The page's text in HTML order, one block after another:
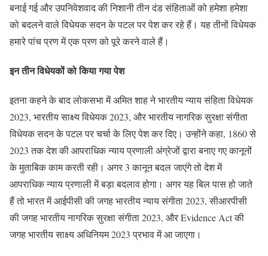
बनाई गई और उपनिवेशवाद की निशानी तीन दंड संहिताओं को हमेशा हमेशा
को बदलने वाले विधेयक सदन के पटल पर पेश कर रहे हैं। यह तीनों विधेयक
हमारे पांच प्रण में एक प्रण को पूरे करने वाले हैं।
इन तीन विधेयकों को किया गया पेश
इतना कहने के बाद लोकसभा में अमित शाह ने भारतीय न्याय संहिता विधेयक
2023, भारतीय साक्ष्य विधेयक 2023, और भारतीय नागरिक सुरक्षा संगीता
विधेयक सदन के पटल पर चर्चा के लिए पेश कर दिए। उन्होंने कहा, 1860 से
2023 तक देश की आपराधिक न्याय प्रणाली अंग्रेजों द्वारा बनाए गए कानूनों
के मुताबिक काम करती रही। अगर 3 कानून बदल जाएंगे तो देश में
आपराधिक न्याय प्रणाली में बड़ा बदलाव होगा। अगर यह बिल पास हो जाते
हैं तो भारत में आईपीसी की जगह भारतीय न्याय संगीता 2023, सीआरपीसी
की जगह भारतीय नागरिक सुरक्षा संगीता 2023, और Evidence Act की
जगह भारतीय साक्ष्य अधिनियम 2023 प्रभाव में आ जाएगा।